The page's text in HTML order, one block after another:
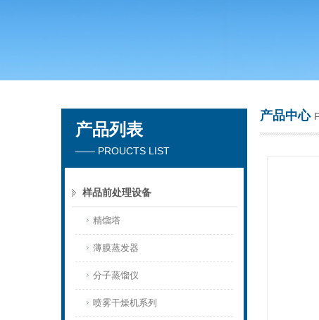
杭州川一实验仪器有限公司
产品列表
—— PROUCTS LIST
样品前处理设备
精馏塔
薄膜蒸发器
分子蒸馏仪
喷雾干燥机系列
产品中心